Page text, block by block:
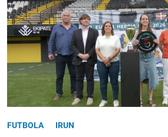
FUTBOLA IRUN